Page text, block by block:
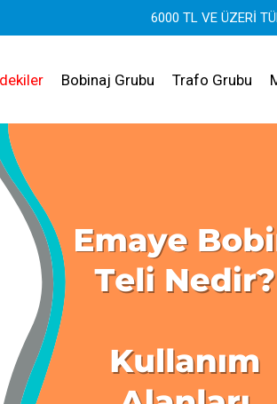
6000 TL VE ÜZERİ
Bobinaj Grubu Trafo Grubu